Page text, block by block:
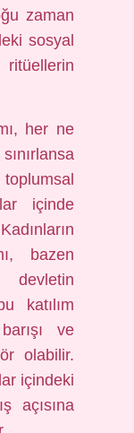
zaman
sosyal
her ne
içinde
bazen
katılım
ve
olabilir.
içindeki
açısına